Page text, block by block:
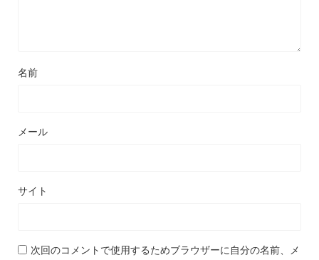
名前
メール
サイト
次回のコメントで使用するためブラウザーに自分の名前、メ